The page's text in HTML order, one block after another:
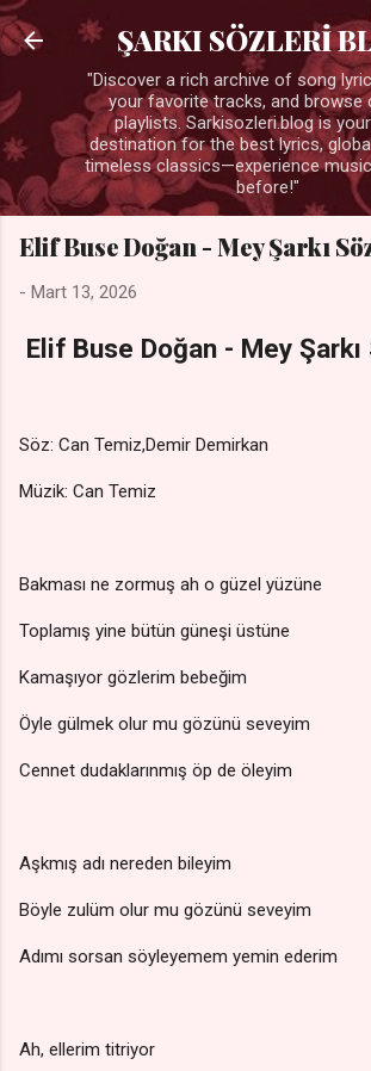
Ana içeriğe atla
ŞARKI SÖZLERİ
"Discover a rich archive of song
your favorite tracks, and browse
playlists. Sarkisozleri.blog is
destination for the best lyrics,
timeless classics—experience
before!"
Elif Buse Doğan - Mey Şarkı
- Mart 13, 2026
Elif Buse Doğan - Mey
Söz: Can Temiz,Demir Demirkan
Müzik: Can Temiz
Bakması ne zormuş ah o güzel yüzüne
Toplamış yine bütün güneşi üstüne
Kamaşıyor gözlerim bebeğim
Öyle gülmek olur mu gözünü seveyim
Cennet dudaklarınmış öp de öleyim
Aşkmış adı nereden bileyim
Böyle zulüm olur mu gözünü seveyim
Adımı sorsan söyleyemem yemin ederim
Ah, ellerim titriyor